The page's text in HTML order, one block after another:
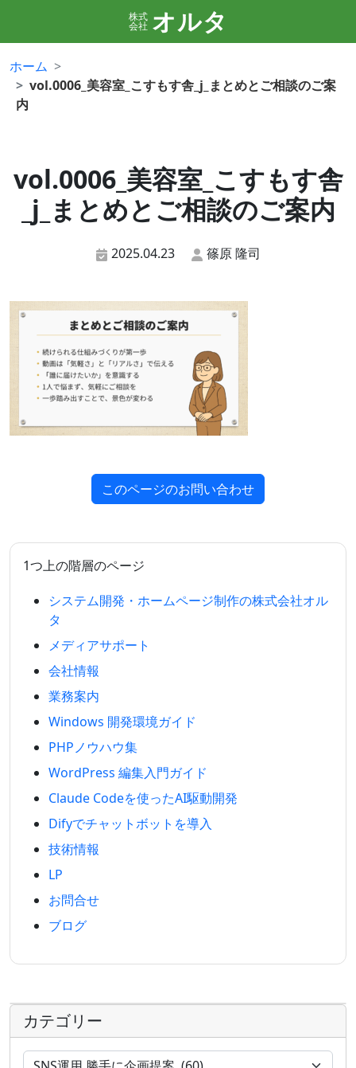
株式
会社 オルタ
ホーム
vol.0006_美容室_こすもす舎_j_まとめとご相談のご案
内
vol.0006_美容室_こすもす舎
_j_まとめとご相談のご案内
2025.04.23 篠原 隆司
このページのお問い合わせ
1つ上の階層のページ
システム開発・ホームページ制作の株式会社オル
タ
メディアサポート
会社情報
業務案内
Windows 開発環境ガイド
PHPノウハウ集
WordPress 編集入門ガイド
Claude Codeを使ったAI駆動開発
Difyでチャットボットを導入
技術情報
LP
お問合せ
ブログ
カテゴリー